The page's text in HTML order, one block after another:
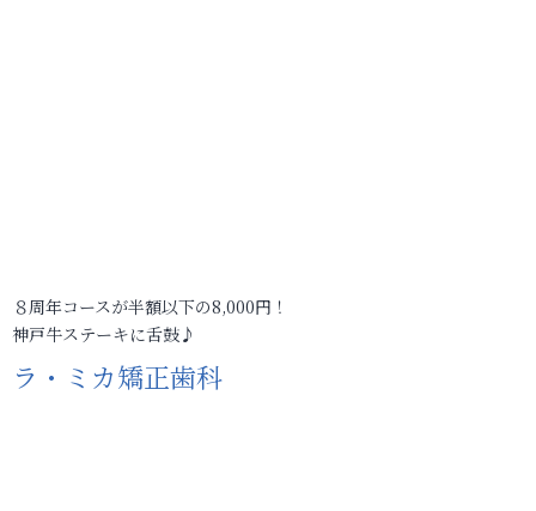
８周年コースが半額以下の8,000円！
神戸牛ステーキに舌鼓♪
ラ・ミカ矯正歯科